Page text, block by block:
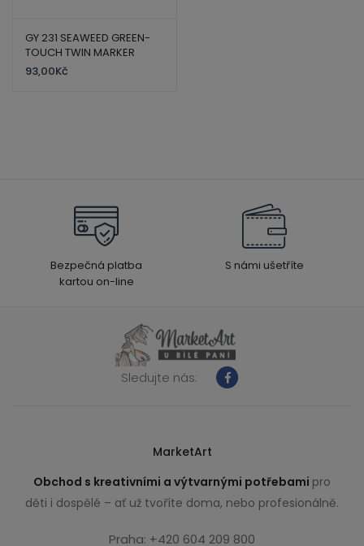
GY 231 SEAWEED GREEN-
TOUCH TWIN MARKER
93,00Kč
Bezpečná platba
kartou on-line
S námi ušetříte
Sledujte nás:
MarketArt
Obchod s kreativními a výtvarnými potřebami pro
děti i dospělé – ať už tvoříte doma, nebo profesionálně.
Praha: +420 604 209 800